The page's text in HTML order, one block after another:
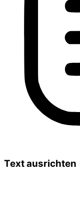
Text ausrichten